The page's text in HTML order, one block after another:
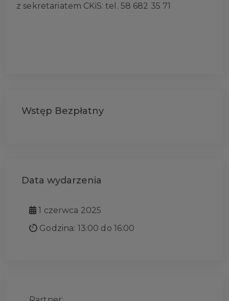
z sekretariatem CKiS: tel. 58 682 35 71
Wstęp Bezpłatny
Data wydarzenia
1 czerwca 2025
Godzina: 13:00 do 16:00